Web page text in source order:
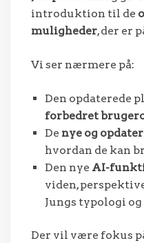
introduktion til de
muligheder, der er
Vi ser nærmere på:
Den opdaterede
forbedret
De nye og
hvordan de kan
Den nye AI-
viden,
Jungs typologi og
Der vil være fokus